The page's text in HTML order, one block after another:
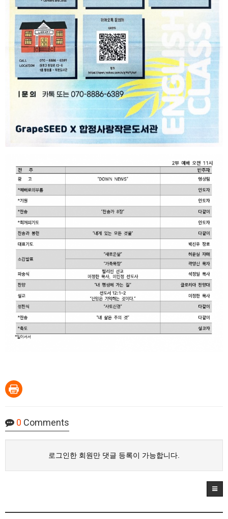
0 Comments
로그인한 회원만 댓글 등록이 가능합니다.